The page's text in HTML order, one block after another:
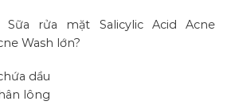
rửa mặt Salicylic Acid Acne
Wash lớn?
dầu
lông